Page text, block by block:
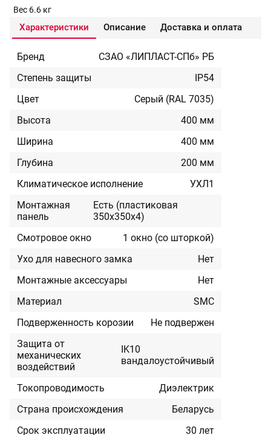
Вес 6.6 кг
Характеристики Описание Доставка и оплата
Бренд
СЗАО «ЛИПЛАСТ-СПб» РБ
Степень защиты
IP54
Цвет
Серый (RAL 7035)
Высота
400 мм
Ширина
400 мм
Глубина
200 мм
Климатическое исполнение
УХЛ1
Монтажная
панель
Есть (пластиковая
350х350х4)
Смотровое окно
1 окно (со шторкой)
Ухо для навесного замка
Нет
Монтажные аксессуары
Нет
Материал
SMC
Подверженность корозии
Не подвержен
Защита от
механических
воздействий
IK10
вандалоустойчивый
Токопроводимость
Диэлектрик
Страна происхождения
Беларусь
Срок эксплуатации
30 лет